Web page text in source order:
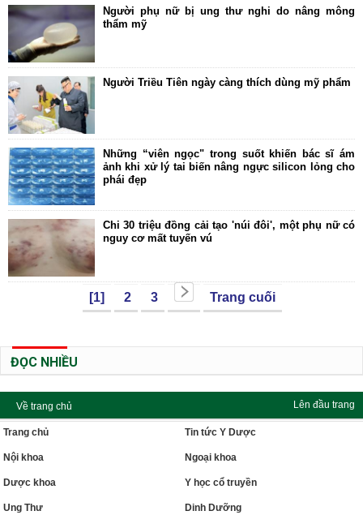
Người phụ nữ bị ung thư nghi do nâng mông
thẩm mỹ
Người Triều Tiên ngày càng thích dùng mỹ phẩm
Những “viên ngọc" trong suốt khiến bác sĩ ám
ảnh khi xử lý tai biến nâng ngực silicon lỏng cho
phái đẹp
Chi 30 triệu đồng cải tạo 'núi đôi', một phụ nữ có
nguy cơ mất tuyến vú
[1] 2 3 Trang cuối
ĐỌC NHIỀU
Về trang chủ Lên đầu trang
Trang chủ Tin tức Y Dược
Nội khoa Ngoại khoa
Dược khoa Y học cổ truyền
Ung Thư Dinh Dưỡng